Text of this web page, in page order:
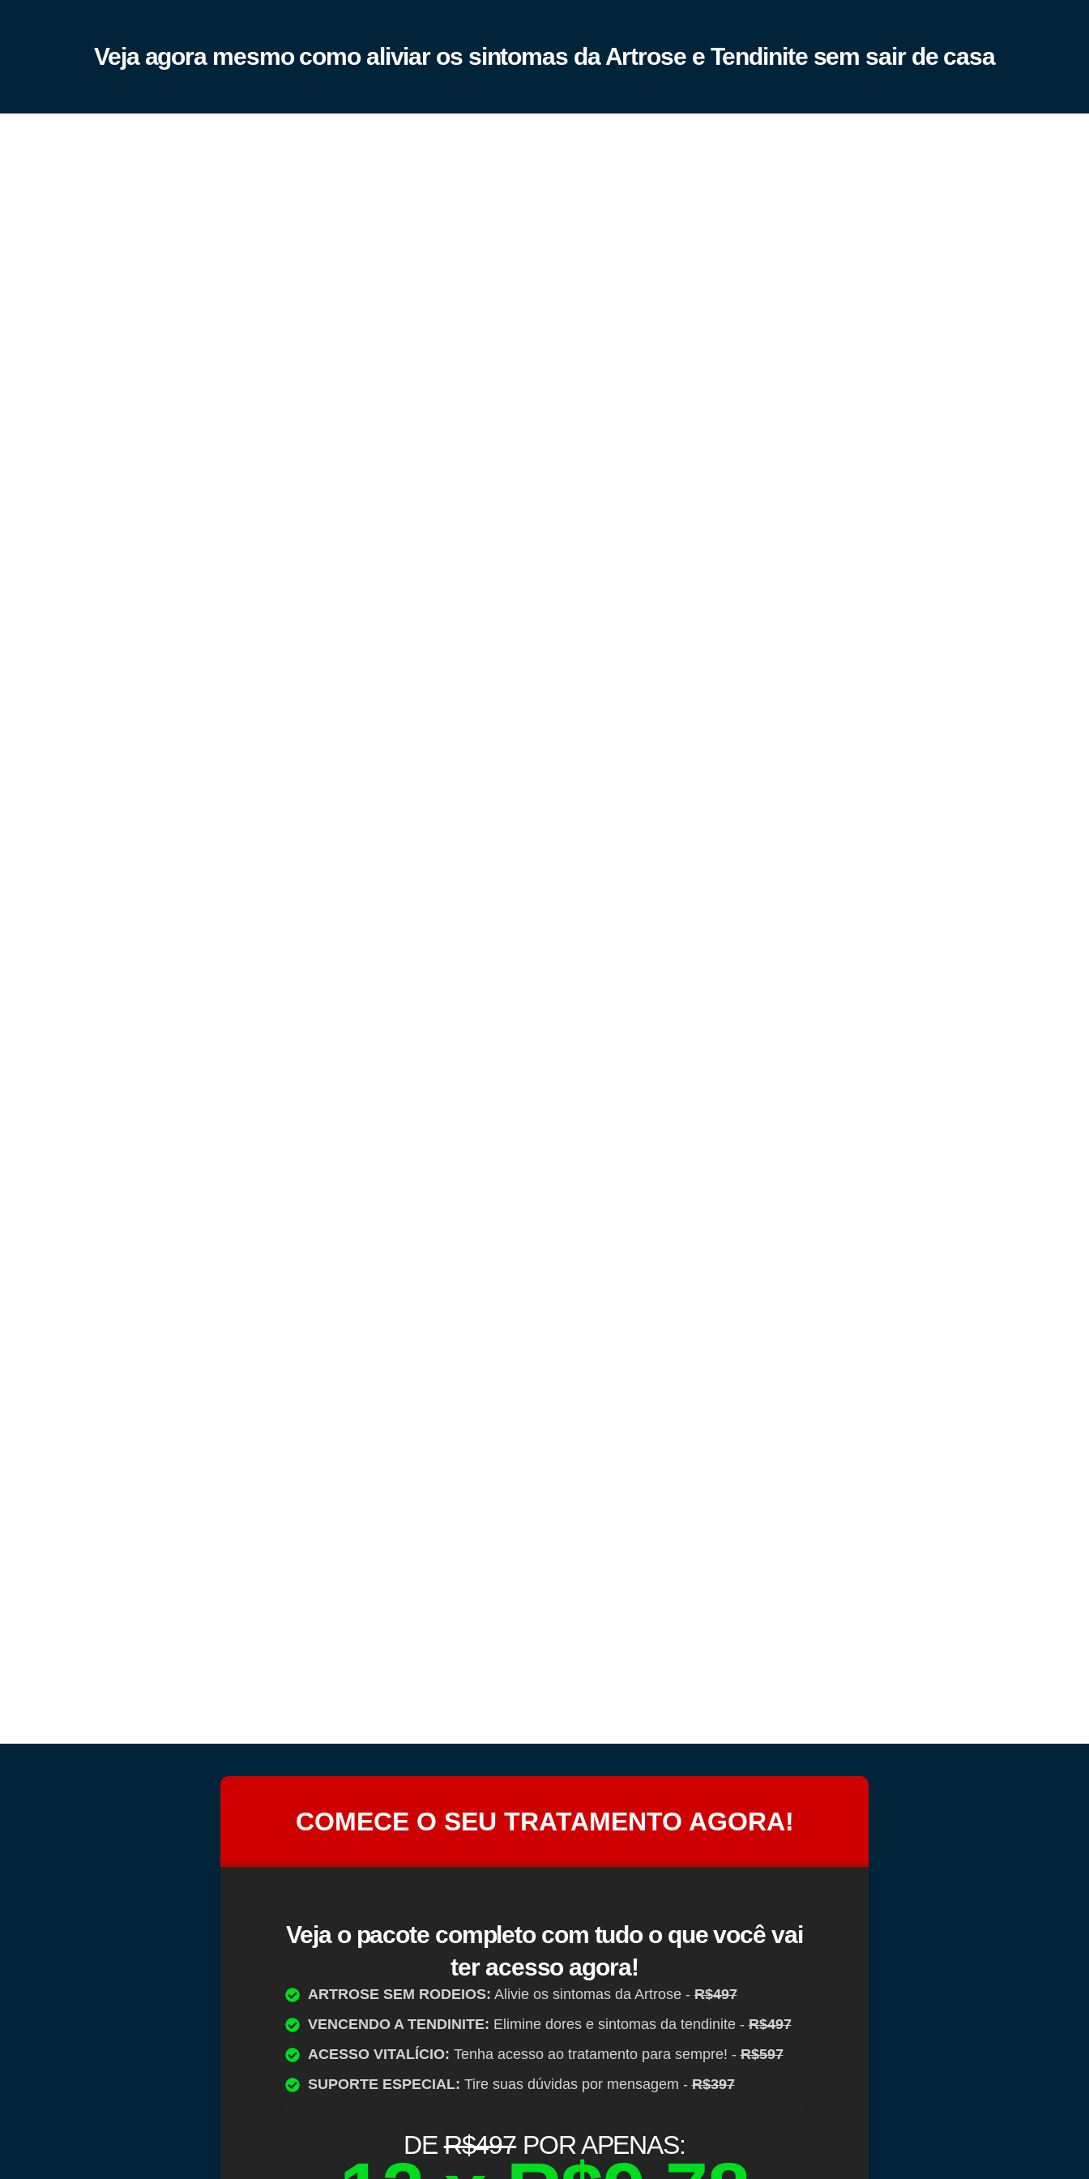
Veja agora mesmo como aliviar os sintomas da Artrose e Tendinite sem sair de casa
COMECE O SEU TRATAMENTO AGORA!
Veja o pacote completo com tudo o que você vai
ter acesso agora!
ARTROSE SEM RODEIOS: Alivie os sintomas da Artrose -R$497
VENCENDO A TENDINITE: Elimine dores e sintomas da tendinite -R$497
ACESSO VITALÍCIO: Tenha acesso ao tratamento para sempre! -R$597
SUPORTE ESPECIAL: Tire suas dúvidas por mensagem -R$397
DER$497POR APENAS: